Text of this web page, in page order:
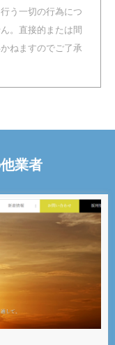
う一切の行為につ
。直接的または間
ねますのでご了承
業者